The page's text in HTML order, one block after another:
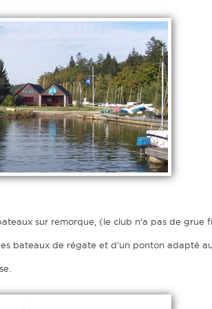
sur remorque, (le club n'a pas de grue
bateaux de régate et d’un ponton adapté